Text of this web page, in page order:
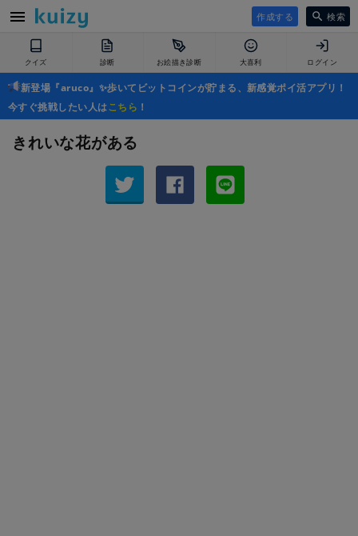
作成する 検索
クイズ 診断 お絵描き診断 大喜利 ログイン
新登場『aruco』✨歩いてビットコインが貯まる、新感覚ポイ活アプリ！
今すぐ挑戦したい人はこちら ！
きれいな花がある